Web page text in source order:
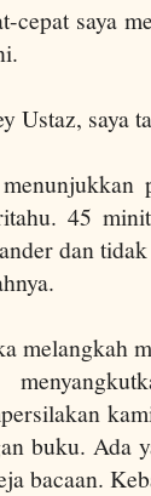
cepat saya
Ustaz, saya
45
dan
melangkah
buku.Ada
bacaan.